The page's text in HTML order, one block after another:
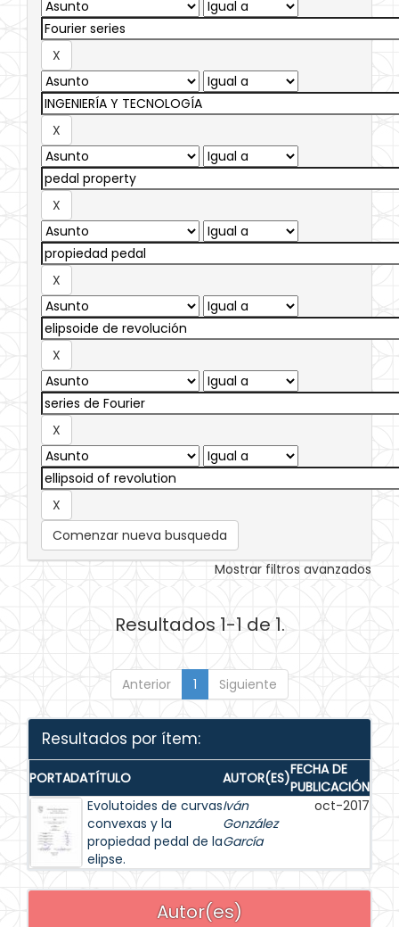
Comenzar nueva busqueda
Mostrar filtros avanzados
Resultados 1-1 de 1.
Anterior 1 Siguiente
Resultados por ítem:
PORTADATÍTULO AUTOR(ES)FECHA DE
PUBLICACIÓN
Evolutoides de curvas
convexas y la
propiedad pedal de la
elipse.
Iván
González
García
oct-2017
Autor(es)